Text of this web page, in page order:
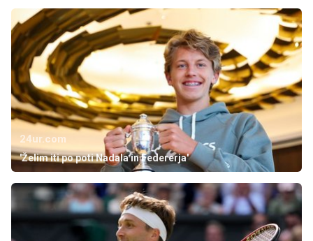
24ur.com
'Želim iti po poti Nadala in Federerja'